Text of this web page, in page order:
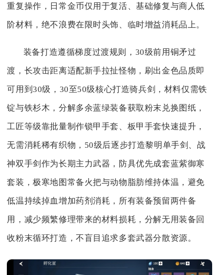
重复操作，日常金币仅用于复活、基础修复与商人低
阶材料，绝不浪费在限时头饰、临时增益消耗品上。
装备打造遵循梯度过渡规则，30级前用铜矛过
渡，长攻击距离适配新手拉扯怪物，刷出金色品质即
可用到30级，30至50级核心打造骑兵剑，材料仅需铁
锭与铁杉木，分解多余蓝绿装备获取粉末兑换图纸，
工匠等级靠批量制作锁甲手套、板甲手套快速提升，
无需消耗稀有织物，50级后逐步打造黎明单手剑、战
神双手剑作为长期主力武器，防具优先成套蓝紫御寒
套装，极寒地图常备火把与动物脂肪维持体温，避免
低温持续掉血增加药剂消耗，所有装备预留两件备
用，减少频繁修理带来的材料损耗，分解无用装备回
收粉末循环打造，不盲目追求多套武器分散资源。